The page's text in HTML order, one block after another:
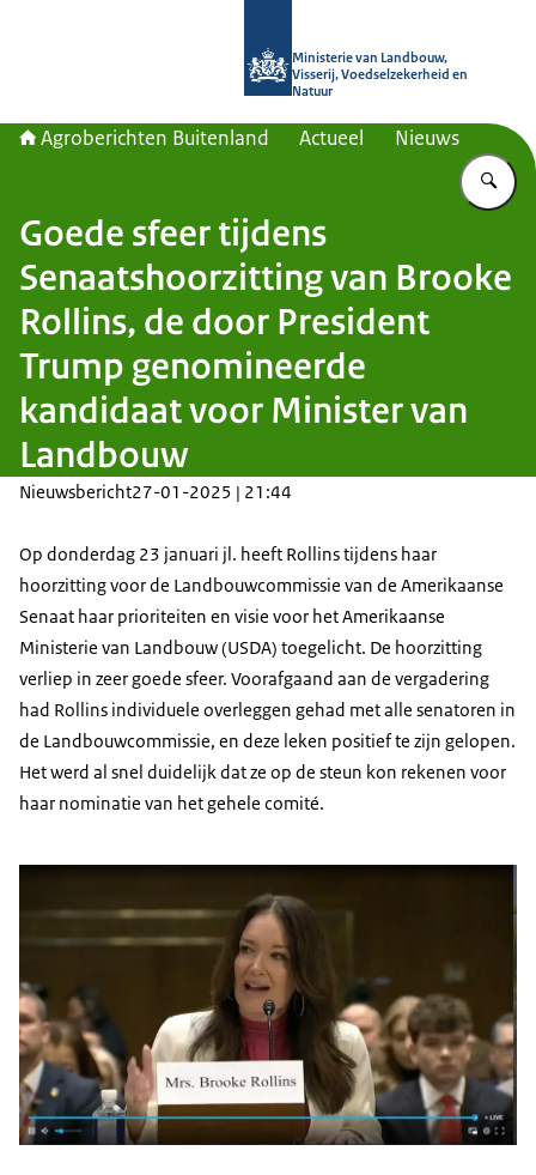
Ministerie van Landbouw,
Visserij, Voedselzekerheid en
Natuur
Agroberichten Buitenland Actueel Nieuws
Goede sfeer tijdens
Senaatshoorzitting van Brooke
Rollins, de door President
Trump genomineerde
kandidaat voor Minister van
Landbouw
Nieuwsbericht27-01-2025 | 21:44
Op donderdag 23 januari jl. heeft Rollins tijdens haar
hoorzitting voor de Landbouwcommissie van de Amerikaanse
Senaat haar prioriteiten en visie voor het Amerikaanse
Ministerie van Landbouw (USDA) toegelicht. De hoorzitting
verliep in zeer goede sfeer. Voorafgaand aan de vergadering
had Rollins individuele overleggen gehad met alle senatoren in
de Landbouwcommissie, en deze leken positief te zijn gelopen.
Het werd al snel duidelijk dat ze op de steun kon rekenen voor
haar nominatie van het gehele comité.